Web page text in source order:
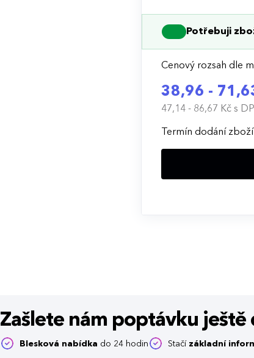
Potřebuji
Cenový rozsah dle
38,96 -
47,14 - 86,67 Kčs
Termín dodání
Zašlete nám poptávku ještě
Blesková nabídka do 24 hodin Stačí základní